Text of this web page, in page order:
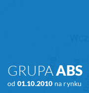
GRUPAABS
od 01.10.2010 na rynku